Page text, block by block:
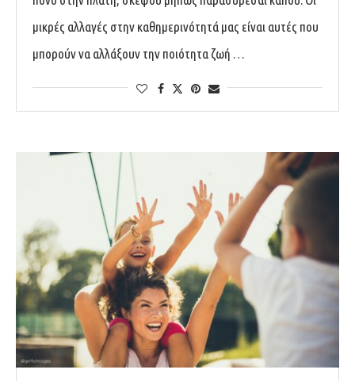
μικρές αλλαγές στην καθημερινότητά μας είναι αυτές που
μπορούν να αλλάξουν την ποιότητα ζωή …